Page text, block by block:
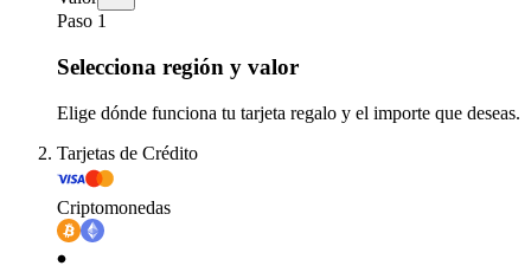
Paso 1
Selecciona región y valor
Elige dónde funciona tu tarjeta regalo y el importe que deseas.
Tarjetas de Crédito
Criptomonedas